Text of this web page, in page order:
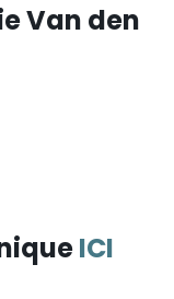
Van den
ICI